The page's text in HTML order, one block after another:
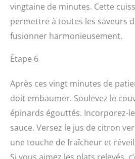
vingtaine de minutes. Cette
permettre à toutes les saveurs
fusionner harmonieusement.
Étape 6
Après ces vingt minutes de
doit embaumer. Soulevez le
épinards égouttés. Incorporez-
sauce. Versez le jus de citron
une touche de fraîcheur et